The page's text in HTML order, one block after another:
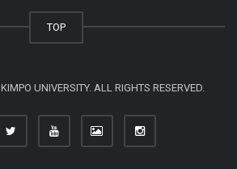
TOP
UNIVERSITY. ALL RIGHTS RESERVED.